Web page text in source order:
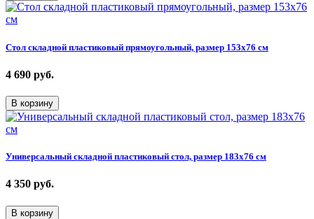
Стол складной пластиковый прямоугольный, размер 153х76 см
4 690 руб.
В корзину
Универсальный складной пластиковый стол, размер 183х76 см
4 350 руб.
В корзину